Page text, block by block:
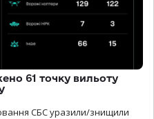
61 точку вильоту
СБС уразили/знищили